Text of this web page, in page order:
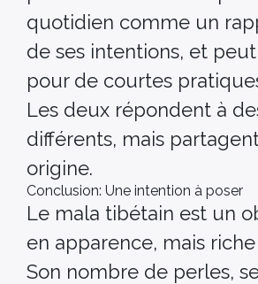
quotidien comme un
de ses intentions, et
pour de courtes
Les deux répondent à
différents, mais
origine.
Conclusion: Une intention à poser
Le mala tibétain est un
en apparence, mais riche
Son nombre de perles,